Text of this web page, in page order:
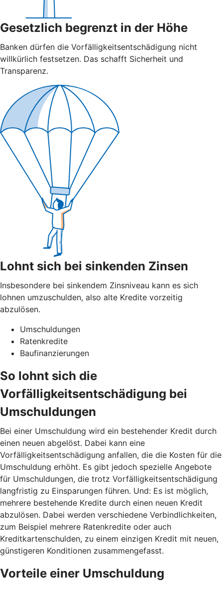
Gesetzlich begrenzt in der Höhe
Banken dürfen die Vorfälligkeitsentschädigung nicht
willkürlich festsetzen. Das schafft Sicherheit und
Transparenz.
Lohnt sich bei sinkenden Zinsen
Insbesondere bei sinkendem Zinsniveau kann es sich
lohnen umzuschulden, also alte Kredite vorzeitig
abzulösen.
Umschuldungen
Ratenkredite
Baufinanzierungen
So lohnt sich die
Vorfälligkeitsentschädigung bei
Umschuldungen
Bei einer Umschuldung wird ein bestehender Kredit durch
einen neuen abgelöst. Dabei kann eine
Vorfälligkeitsentschädigung anfallen, die die Kosten für die
Umschuldung erhöht. Es gibt jedoch spezielle Angebote
für Umschuldungen, die trotz Vorfälligkeitsentschädigung
langfristig zu Einsparungen führen. Und: Es ist möglich,
mehrere bestehende Kredite durch einen neuen Kredit
abzulösen. Dabei werden verschiedene Verbindlichkeiten,
zum Beispiel mehrere Ratenkredite oder auch
Kreditkartenschulden, zu einem einzigen Kredit mit neuen,
günstigeren Konditionen zusammengefasst.
Vorteile einer Umschuldung